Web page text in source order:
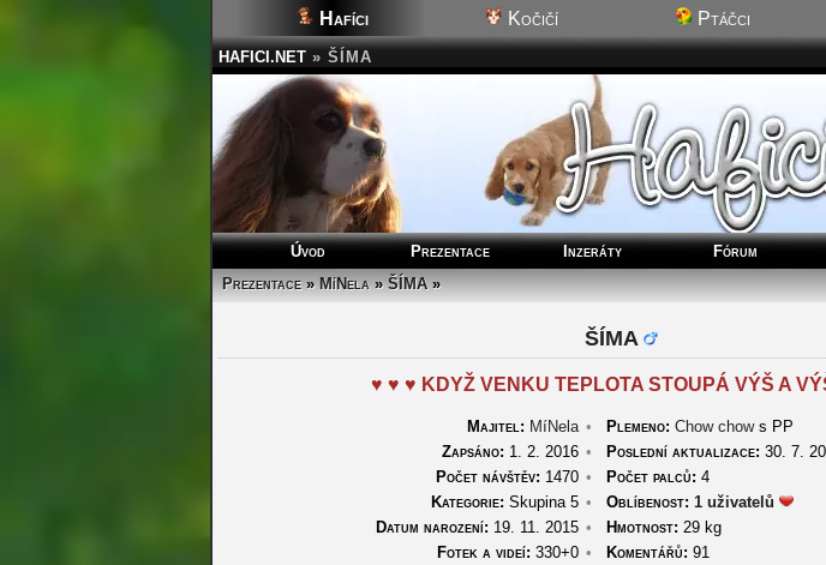
Hafíci Kočičí Ptáčci
HAFICI.NET » ŠÍMA
Úvod Prezentace Inzeráty Fórum
Prezentace»MíNela»ŠÍMA»
ŠÍMA
♥ ♥ ♥ KDYŽ VENKU TEPLOTA STOUPÁ VÝŠ A
Majitel: MíNela • Plemeno: Chow chows PP
Zapsáno: 1. 2. 2016 • Poslední aktualizace: 30. 7.
Počet návštěv: 1470 • Počet palců: 4
Kategorie: Skupina 5 • Oblíbenost: 1 uživatelů
Datum narození: 19. 11. 2015 • Hmotnost: 29 kg
Fotek a videí: 330+0 • Komentářů: 91